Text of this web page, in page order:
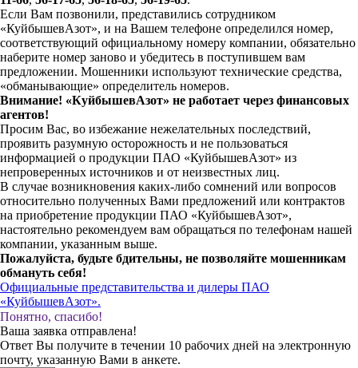
Если Вам позвонили, представились сотрудником
«КуйбышевАзот», и на Вашем телефоне определился номер,
соответствующий официальному номеру компании, обязательно
наберите номер заново и убедитесь в поступившем вам
предложении. Мошенники используют технические средства,
«обманывающие» определитель номеров.
Внимание! «КуйбышевАзот» не работает через финансовых
агентов!
Просим Вас, во избежание нежелательных последствий,
проявить разумную осторожность и не пользоваться
информацией о продукции ПАО «КуйбышевАзот» из
непроверенных источников и от неизвестных лиц.
В случае возникновения каких-либо сомнений или вопросов
относительно полученных Вами предложений или контрактов
на приобретение продукции ПАО «КуйбышевАзот»,
настоятельно рекомендуем вам обращаться по телефонам нашей
компании, указанным выше.
Пожалуйста, будьте бдительны, не позволяйте мошенникам
обмануть себя!
Официальные представительства и дилеры ПАО
«КуйбышевАзот».
Понятно, спасибо!
Ваша заявка отправлена!
Ответ Вы получите в течении 10 рабочих дней на электронную
почту, указанную Вами в анкете.